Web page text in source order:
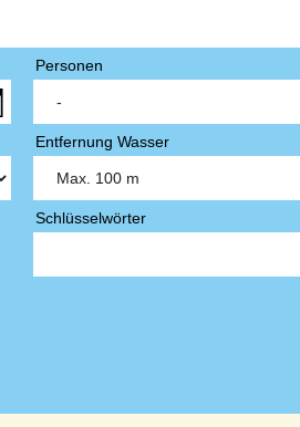
Personen
Entfernung Wasser
Schlüsselwörter